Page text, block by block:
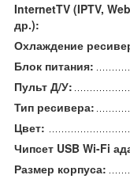
InternetTV (IPTV,
др.):
Охлаждение
Блок питания:
Пульт Д/У:
Тип ресивера:
Цвет:
Чипсет USB Wi-Fi
Размер корпуса: